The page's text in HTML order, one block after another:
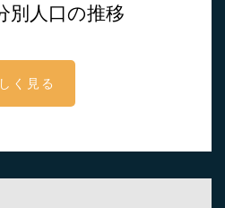
別人口の推移
く見る